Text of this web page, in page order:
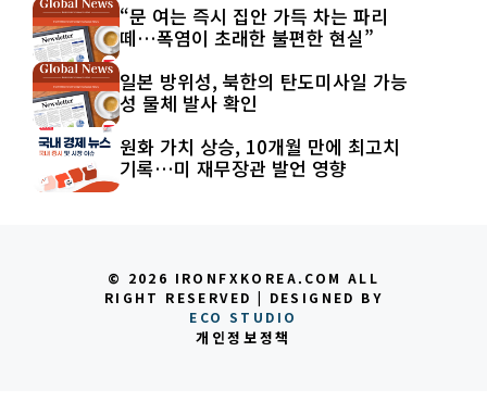
“문 여는 즉시 집안 가득 차는 파리
떼…폭염이 초래한 불편한 현실”
일본 방위성, 북한의 탄도미사일 가능
성 물체 발사 확인
원화 가치 상승, 10개월 만에 최고치
기록…미 재무장관 발언 영향
© 2026 IRONFXKOREA.COM ALL
RIGHT RESERVED | DESIGNED BY
ECO STUDIO
개인정보정책